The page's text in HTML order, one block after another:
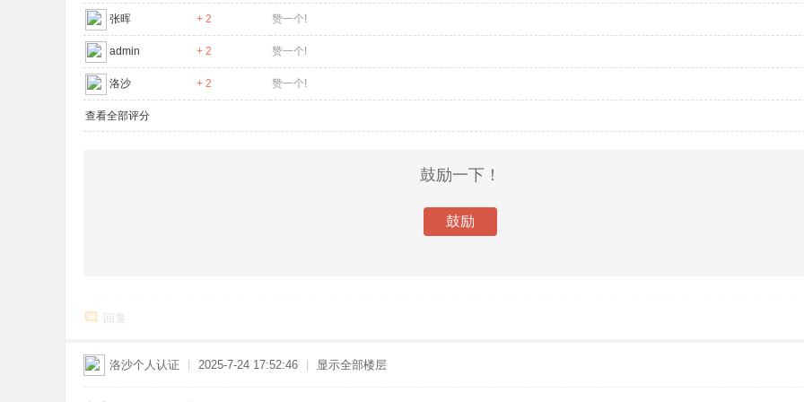
张晖 + 2 赞一个!
admin + 2 赞一个!
洛沙 + 2 赞一个!
查看全部评分
鼓励一下！
鼓励
回复
洛沙个人认证 2025-7-24 17:52:46 显示全部楼层